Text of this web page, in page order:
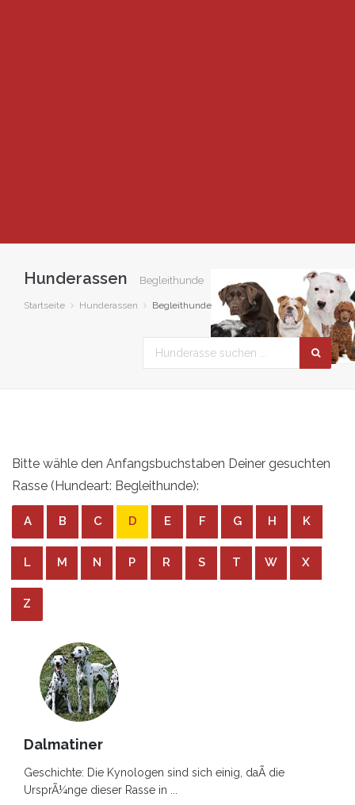
Hunderassen Begleithunde
Startseite Hunderassen Begleithunde
Bitte wähle den Anfangsbuchstaben Deiner gesuchten
Rasse (Hundeart: Begleithunde):
A B C D E F G H K
L M N P R S T W X
Z
Dalmatiner
Geschichte: Die Kynologen sind sich einig, daÃ die
UrsprÃ¼nge dieser Rasse in ...